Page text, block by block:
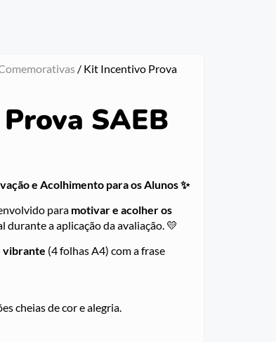
/ Kit Incentivo Prova
SAEB
e Acolhimento para os Alunos ✨
para motivar e acolher os
durante a aplicação da avaliação. 💛
vibrante (4 folhas A4) com a frase
cheias de cor e alegria.